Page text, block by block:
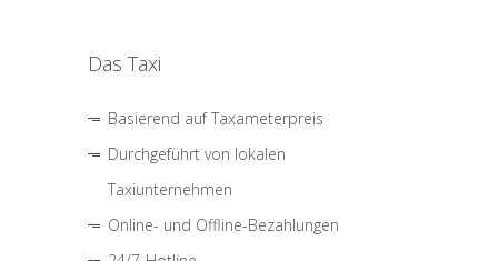
Das Taxi
Basierend auf Taxameterpreis
Durchgeführt von lokalen
Taxiunternehmen
Online- und Offline-Bezahlungen